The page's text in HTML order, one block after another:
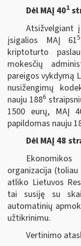
Dėl MAĮ 401
Atsižvelgiant
įsigalios MAĮ 615
kriptoturto
mokesčių
pareigos vykdymą
nusižengimų
nauju 1886
1500 eurų, MAĮ
papildomas nauju
Dėl MAĮ 48
organizacija
atliko Lietuvos
tai susiję su
automatinių
užtikrinimu.
Vertinimo